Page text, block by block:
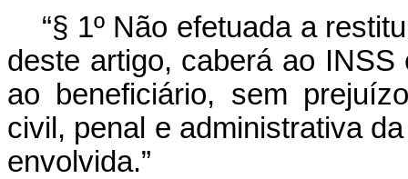
“§ 1º Não efetuada a
deste artigo, caberá ao
ao beneficiário, sem
civil, penal e administrativa
envolvida.”